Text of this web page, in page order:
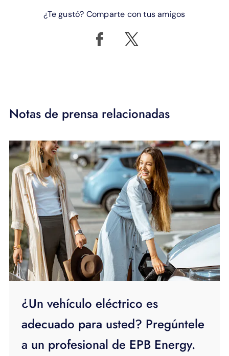
¿Te gustó? Comparte con tus amigos
Notas de prensa relacionadas
¿Un vehículo eléctrico es
adecuado para usted? Pregúntele
a un profesional de EPB Energy.